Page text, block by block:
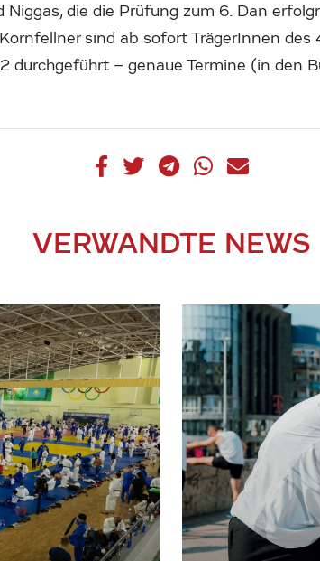
die die Prüfung zum 6. Dan
sind ab sofort TrägerInnen des
durchgeführt – genaue Termine (in den
VERWANDTE NEWS